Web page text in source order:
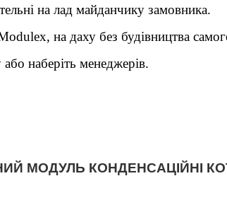
на лад майданчику замовника.
на даху без будівництва
наберіть менеджерів.
МОДУЛЬ КОНДЕНСАЦІЙНІ